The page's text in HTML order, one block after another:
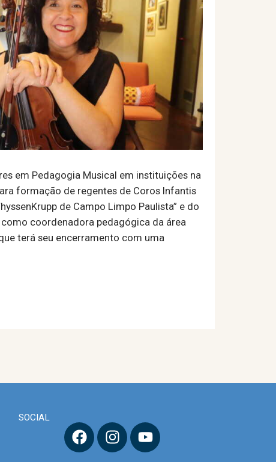
em Pedagogia Musical em instituições na
formação de regentes de Coros Infantis
de Campo Limpo Paulista” e do
coordenadora pedagógica da área
terá seu encerramento com uma
SOCIAL